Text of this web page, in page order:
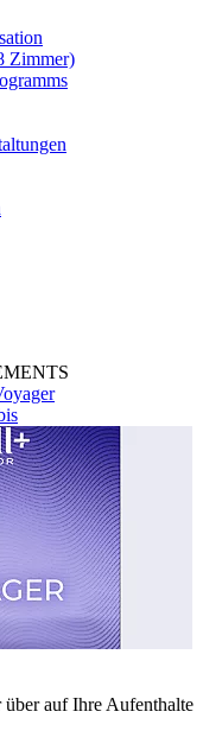
Zimmer)
über auf Ihre Aufenthalte